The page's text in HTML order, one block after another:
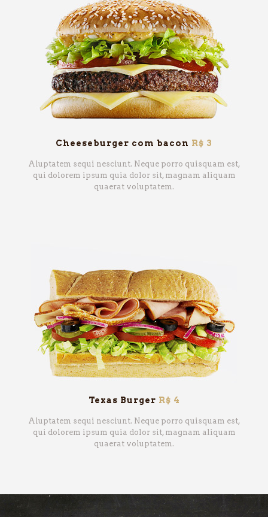
Cheeseburger com bacon R$ 3
Aluptatem sequi nesciunt. Neque porro quisquam est,
qui dolorem ipsum quia dolor sit, magnam aliquam
quaerat voluptatem.
Texas Burger R$ 4
Aluptatem sequi nesciunt. Neque porro quisquam est,
qui dolorem ipsum quia dolor sit, magnam aliquam
quaerat voluptatem.